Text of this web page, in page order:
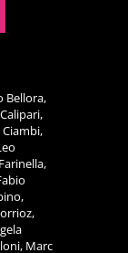
Bellora,
Marc